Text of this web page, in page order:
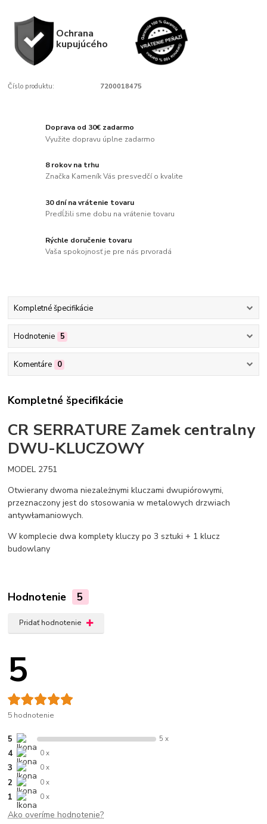
Ochrana
kupujúcého
Číslo produktu: 7200018475
Doprava od 30€ zadarmo
Využite dopravu úplne zadarmo
8 rokov na trhu
Značka Kameník Vás presvedčí o kvalite
30 dní na vrátenie tovaru
Predĺžili sme dobu na vrátenie tovaru
Rýchle doručenie tovaru
Vaša spokojnosť je pre nás prvoradá
Kompletné špecifikácie
Hodnotenie 5
Komentáre 0
Kompletné špecifikácie
CR SERRATURE Zamek centralny
DWU-KLUCZOWY
MODEL 2751
Otwierany dwoma niezależnymi kluczami dwupiórowymi,
przeznaczony jest do stosowania w metalowych drzwiach
antywłamaniowych.
W komplecie dwa komplety kluczy po 3 sztuki + 1 klucz
budowlany
Hodnotenie 5
Pridať hodnotenie
5
5 hodnotenie
5 5 x
4 0 x
3 0 x
2 0 x
1 0 x
Ako overíme hodnotenie?